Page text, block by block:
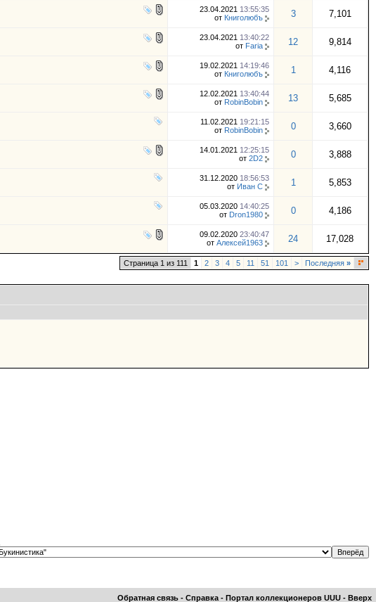
23.04.2021 13:55:35
от Книголюбъ 3 7,101
23.04.2021 13:40:22
от Faria 12 9,814
19.02.2021 14:19:46
от Книголюбъ 1 4,116
12.02.2021 13:40:44
от RobinBobin 13 5,685
11.02.2021 19:21:15
от RobinBobin 0 3,660
14.01.2021 12:25:15
от 2D2 0 3,888
31.12.2020 18:56:53
от Иван С 1 5,853
05.03.2020 14:40:25
от Dron1980 0 4,186
09.02.2020 23:40:47
от Алексей1963 24 17,028
Страница 1 из 111 1 2 3 4 5 11 51 101 > Последняя »
Обратная связь - Справка - Портал коллекционеров UUU - Вверх